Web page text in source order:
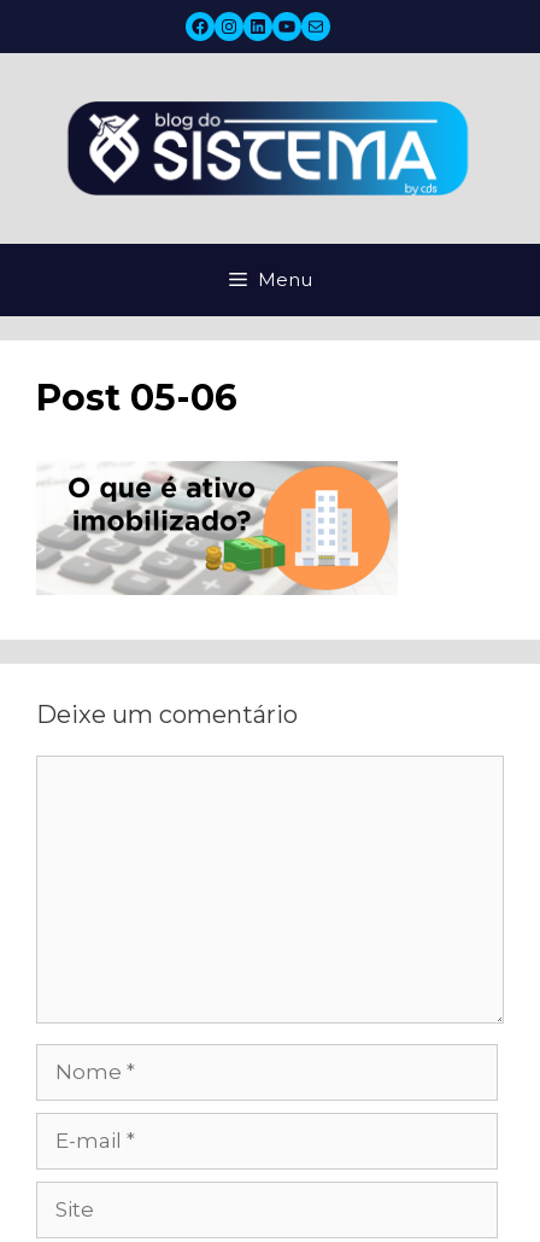
conteúdo
Facebook
Instagram
LinkedIn
YouTube
Mail
Menu
Post 05-06
Deixe um comentário
mail